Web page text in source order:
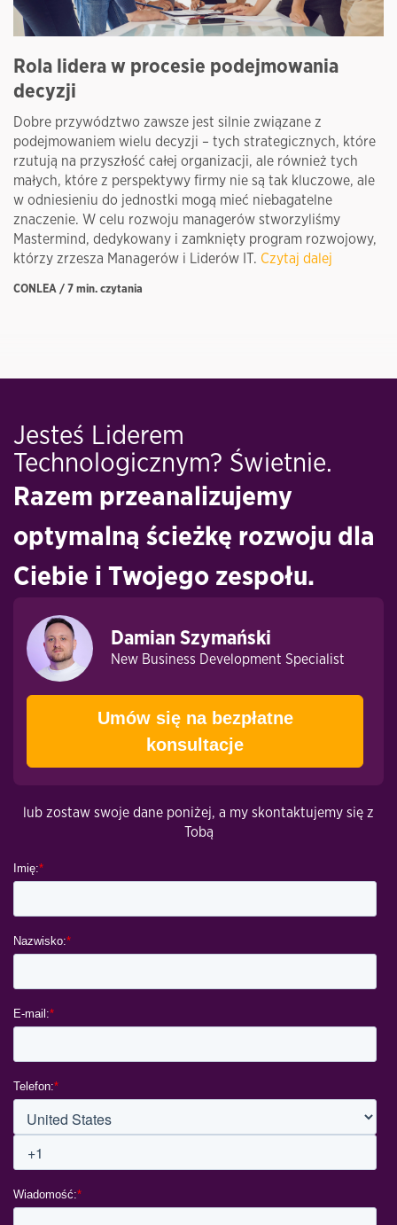
Rola lidera w procesie podejmowania
decyzji
Dobre przywództwo zawsze jest silnie związane z
podejmowaniem wielu decyzji – tych strategicznych, które
rzutują na przyszłość całej organizacji, ale również tych
małych, które z perspektywy firmy nie są tak kluczowe, ale
w odniesieniu do jednostki mogą mieć niebagatelne
znaczenie. W celu rozwoju managerów stworzyliśmy
Mastermind, dedykowany i zamknięty program rozwojowy,
którzy zrzesza Managerów i Liderów IT. Czytaj dalej
CONLEA / 7 min. czytania
Jesteś Liderem
Technologicznym? Świetnie.
Razem przeanalizujemy
optymalną ścieżkę rozwoju dla
Ciebie i Twojego zespołu.
Damian Szymański
New Business Development Specialist
Umów się na bezpłatne
konsultacje
lub zostaw swoje dane poniżej, a my skontaktujemy się z
Tobą